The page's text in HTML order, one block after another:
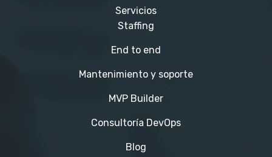
Servicios
Staffing
End to end
Mantenimiento y soporte
MVP Builder
Consultoría DevOps
Blog